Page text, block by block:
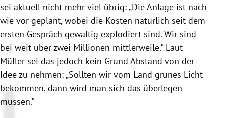
sei aktuell nicht mehr viel übrig: „Die Anlage ist nach
wie vor geplant, wobei die Kosten natürlich seit dem
ersten Gespräch gewaltig explodiert sind. Wir sind
bei weit über zwei Millionen mittlerweile.“ Laut
Müller sei das jedoch kein Grund Abstand von der
Idee zu nehmen: „Sollten wir vom Land grünes Licht
bekommen, dann wird man sich das überlegen
müssen.“